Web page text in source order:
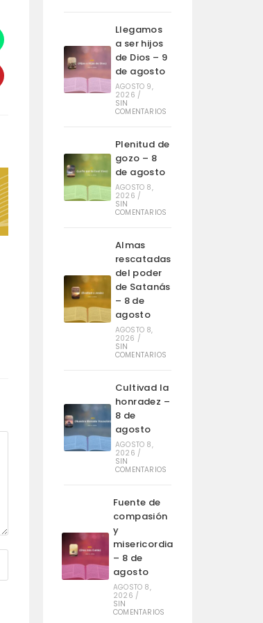
Llegamos
a ser hijos
de Dios – 9
de agosto
AGOSTO 9,
2026 /
SIN
COMENTARIOS
Plenitud de
gozo – 8
de agosto
AGOSTO 8,
2026 /
SIN
COMENTARIOS
Almas
rescatadas
del poder
de Satanás
– 8 de
agosto
AGOSTO 8,
2026 /
SIN
COMENTARIOS
Cultivad la
honradez –
8 de
agosto
AGOSTO 8,
2026 /
SIN
COMENTARIOS
Fuente de
compasión
y
misericordia
– 8 de
agosto
AGOSTO 8,
2026 /
SIN
COMENTARIOS